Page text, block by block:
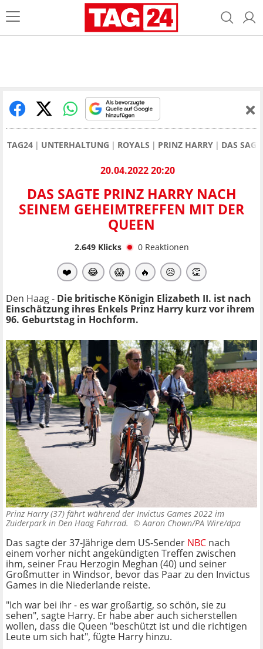
TAG24 UNTERHALTUNG ROYALS PRINZ HARRY DAS
20.04.2022 20:20
DAS SAGTE PRINZ HARRY NACH
SEINEM GEHEIMTREFFEN MIT DER
QUEEN
2.649Klicks 0 Reaktionen
❤️ 😂 😱 🔥 😥 👏
Den Haag - Die britische Königin Elizabeth II. ist nach
Einschätzung ihres Enkels Prinz Harry kurz vor ihrem
96. Geburtstag in Hochform.
Prinz Harry (37) fährt während der Invictus Games 2022 im
Zuiderpark in Den Haag Fahrrad. ©Aaron Chown/PA Wire/dpa
Das sagte der 37-Jährige dem US-Sender NBC nach
einem vorher nicht angekündigten Treffen zwischen
ihm, seiner Frau Herzogin Meghan (40) und seiner
Großmutter in Windsor, bevor das Paar zu den Invictus
Games in die Niederlande reiste.
"Ich war bei ihr - es war großartig, so schön, sie zu
sehen", sagte Harry. Er habe aber auch sicherstellen
wollen, dass die Queen "beschützt ist und die richtigen
Leute um sich hat", fügte Harry hinzu.